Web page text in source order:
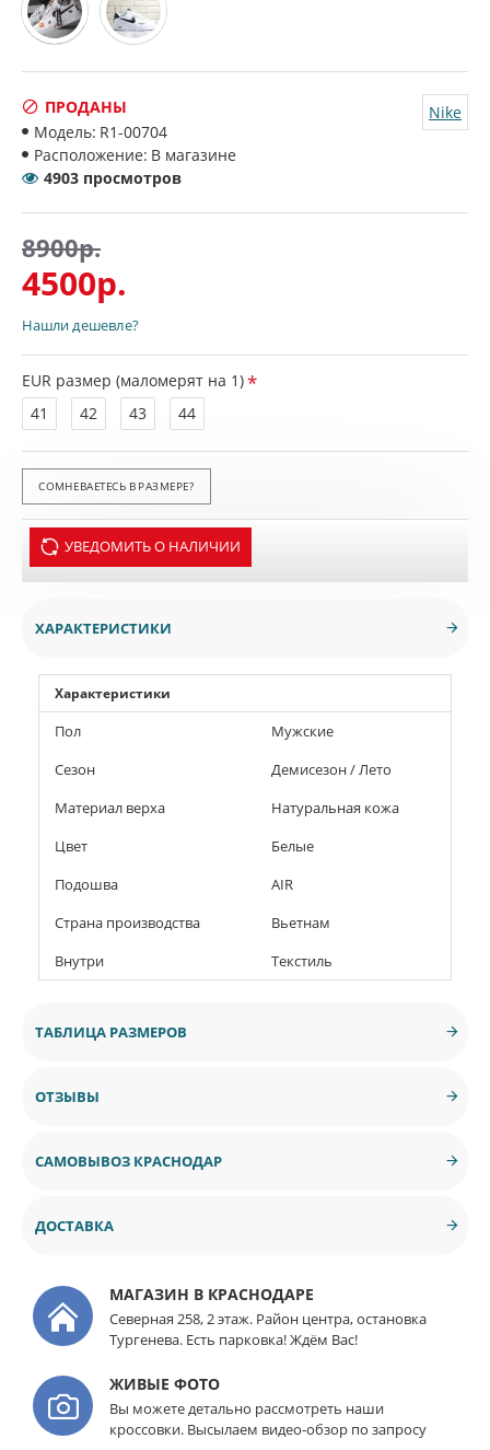
4500р.
8900р.
ПРОДАНЫ
Модель: R1-00704
Расположение: В магазине
Nike
4903 просмотров
EUR размер (маломерят на 1)
41
42 43 44
УВЕДОМИТЬ О НАЛИЧИИ
Нашли дешевле?
ХАРАКТЕРИСТИКИ
Характеристики
Пол
Мужские
Сезон
Демисезон / Лето
Материал верха
Натуральная кожа
Цвет
Белые
Подошва
AIR
Страна производства
Вьетнам
Внутри
Текстиль
ТАБЛИЦА РАЗМЕРОВ
ОТЗЫВЫ
САМОВЫВОЗ КРАСНОДАР
ДОСТАВКА
СОМНЕВАЕТЕСЬ В РАЗМЕРЕ?
МАГАЗИН В КРАСНОДАРЕ
Северная 258, 2 этаж. Район центра, остановка
Тургенева. Есть парковка! Ждём Вас!
ЖИВЫЕ ФОТО
Вы можете детально рассмотреть наши
кроссовки. Высылаем видео-обзор по запросу